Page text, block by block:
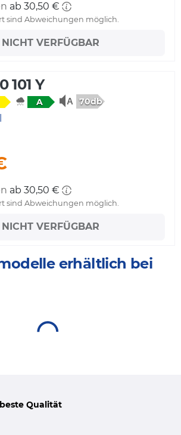
ab 30,50 €
sind Abweichungen möglich.
VERFÜGBAR
101 Y
A 70db
ab 30,50 €
sind Abweichungen möglich.
VERFÜGBAR
erhältlich bei
Qualität